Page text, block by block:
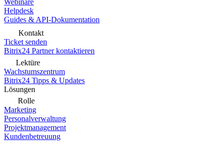
Webinare
Helpdesk
Guides & API-Dokumentation
Kontakt
Ticket senden
Bitrix24 Partner kontaktieren
Lektüre
Wachstumszentrum
Bitrix24 Tipps & Updates
Lösungen
Rolle
Marketing
Personalverwaltung
Projektmanagement
Kundenbetreuung